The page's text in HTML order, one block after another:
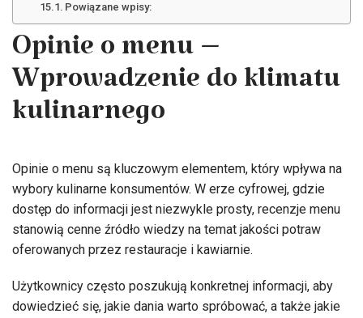
Powiązane wpisy:
Opinie o menu –
Wprowadzenie do klimatu
kulinarnego
Opinie o menu są kluczowym elementem, który wpływa na
wybory kulinarne konsumentów. W erze cyfrowej, gdzie
dostęp do informacji jest niezwykle prosty, recenzje menu
stanowią cenne źródło wiedzy na temat jakości potraw
oferowanych przez restauracje i kawiarnie.
Użytkownicy często poszukują konkretnej informacji, aby
dowiedzieć się, jakie dania warto spróbować, a także jakie